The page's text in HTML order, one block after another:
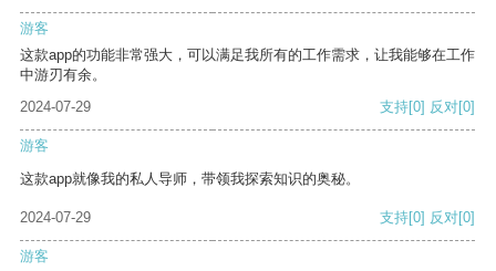
游客
这款app的功能非常强大，可以满足我所有的工作需求，让我能够在工作
中游刃有余。
2024-07-29
支持[0] 反对[0]
游客
这款app就像我的私人导师，带领我探索知识的奥秘。
2024-07-29 支持[0] 反对[0]
游客